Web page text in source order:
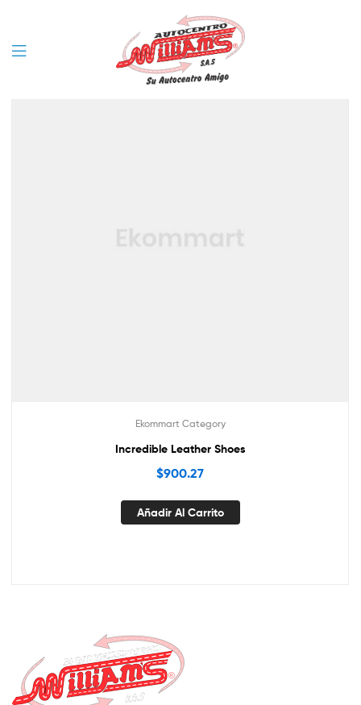
Menu
Ekommart Category
Incredible Leather Shoes
$900.27
Añadir Al Carrito